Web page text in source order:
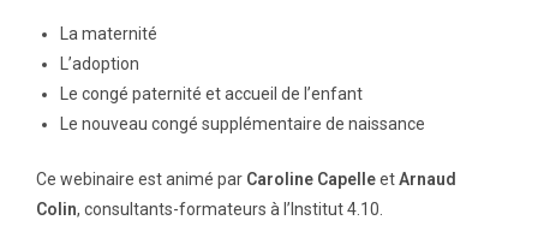
La maternité
L’adoption
Le congé paternité et accueil de l’enfant
Le nouveau congé supplémentaire de naissance
Ce webinaire est animé par Caroline CapelleetArnaud
Colin, consultants-formateurs à l’Institut 4.10.